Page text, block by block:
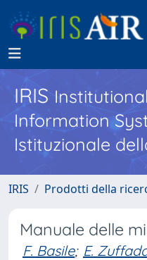
IRIS
Information
Istituzionale
IRIS Prodotti della
Manuale delle
F. Basile; E.